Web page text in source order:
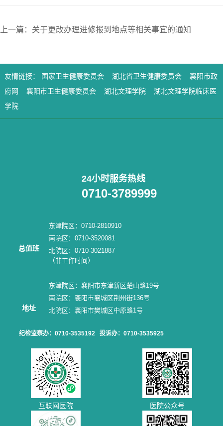
上一篇：关于更改办理进修报到地点等相关事宜的通知
友情链接： 国家卫生健康委员会 湖北省卫生健康委员会
襄阳市政
府网
襄阳市卫生健康委员会 湖北文理学院
湖北文理学院临床医
学院
24小时服务热线
0710-3789999
总值班
东津院区：0710-2810910
南院区：0710-3520081
北院区：0710-3021887
（非工作时间）
地址
东津院区：襄阳市东津新区楚山路19号
南院区：襄阳市襄城区荆州街136号
北院区：襄阳市樊城区中原路1号
纪检监察办：0710-3535192 投诉办：0710-3535925
互联网医院 医院公众号